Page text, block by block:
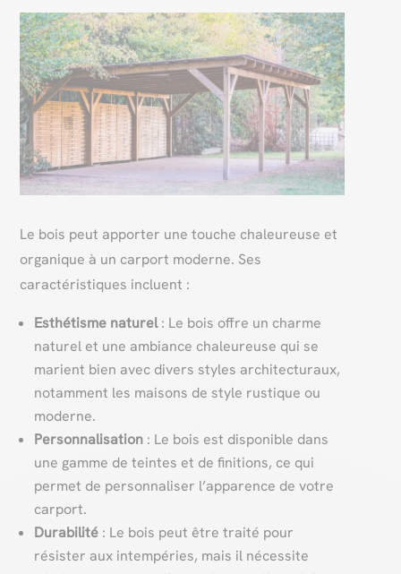
Le bois peut apporter une touche chaleureuse et
organique à un carport moderne. Ses
caractéristiques incluent :
Esthétisme naturel: Le bois offre un charme
naturel et une ambiance chaleureuse qui se
marient bien avec divers styles architecturaux,
notamment les maisons de style rustique ou
moderne.
Personnalisation : Le bois est disponible dans
une gamme de teintes et de finitions, ce qui
permet de personnaliser l’apparence de votre
carport.
Durabilité : Le bois peut être traité pour
résister aux intempéries, mais il nécessite